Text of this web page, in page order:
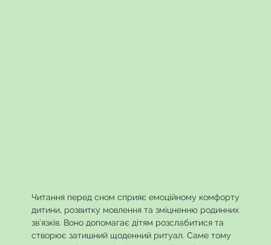
Читання перед сном сприяє емоційному комфорту
дитини, розвитку мовлення та зміцненню родинних
зв’язків. Воно допомагає дітям розслабитися та
створює затишний щоденний ритуал. Саме тому